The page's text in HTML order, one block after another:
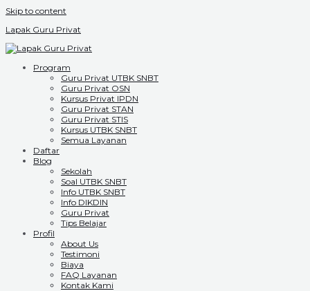
Skip to content
Lapak Guru Privat
Program
Guru Privat UTBK SNBT
Guru Privat OSN
Kursus Privat IPDN
Guru Privat STAN
Guru Privat STIS
Kursus UTBK SNBT
Semua Layanan
Daftar
Blog
Sekolah
Soal UTBK SNBT
Info UTBK SNBT
Info DIKDIN
Guru Privat
Tips Belajar
Profil
About Us
Testimoni
Biaya
FAQ Layanan
Kontak Kami